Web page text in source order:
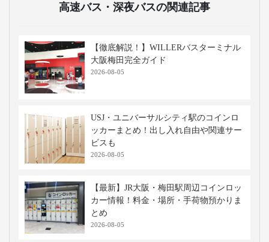
高速バス・深夜バスの関連記事
【徹底解説！】WILLERバスターミナル
大阪梅田完全ガイド
2026-08-05
USJ・ユニバーサルシティ駅のコインロ
ッカーまとめ！出し入れ自由や関連サー
ビスも
2026-08-05
【最新】JR大阪・梅田駅周辺コインロッ
カー情報！料金・場所・手荷物預かりま
とめ
2026-08-05